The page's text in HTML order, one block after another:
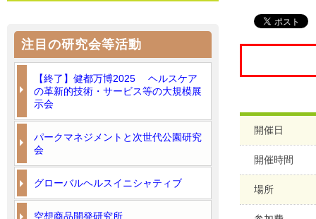
開催日
開催時間
場所
注目の研究会等活動
【終了】健都万博2025 ヘルスケア
の革新的技術・サービス等の大規模展
示会
パークマネジメントと次世代公園研究
会
グローバルヘルスイニシャティブ
空想商品開発研究所